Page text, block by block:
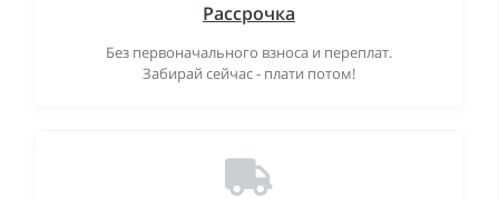
Рассрочка
Без первоначального взноса и переплат.
Забирай сейчас - плати потом!